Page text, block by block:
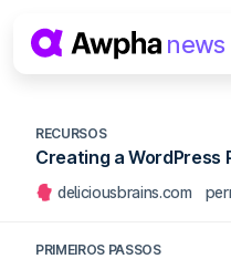
RECURSOS
Creating a WordPress
deliciousbrains.com
PRIMEIROS PASSOS
Navegação
news